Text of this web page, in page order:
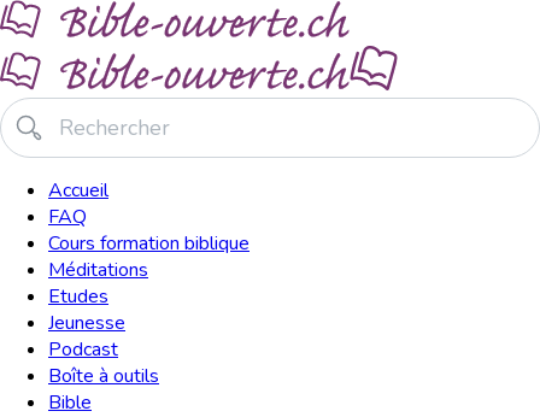
Accueil
FAQ
Cours formation biblique
Méditations
Etudes
Jeunesse
Podcast
Boîte à outils
Bible